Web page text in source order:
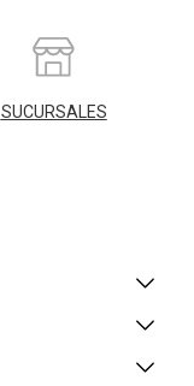
SUCURSALES